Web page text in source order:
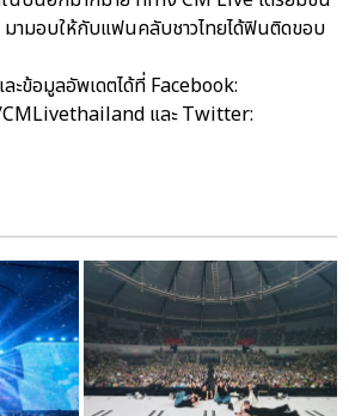
ามอบให้กับแฟนคลับชาวไทยได้ฟินติดขอบ
ะข้อมูลอัพเดตได้ที่ Facebook:
และ Twitter: